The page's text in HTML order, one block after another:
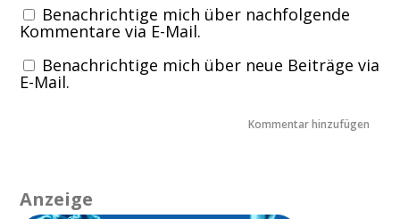
Benachrichtige mich über nachfolgende
Kommentare via E-Mail.
Benachrichtige mich über neue Beiträge via
E-Mail.
Anzeige